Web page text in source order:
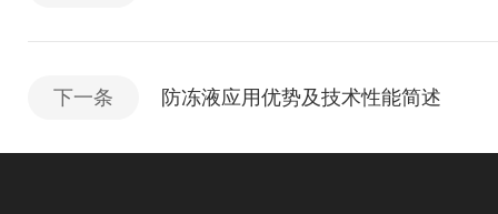
下一条 防冻液应用优势及技术性能简述